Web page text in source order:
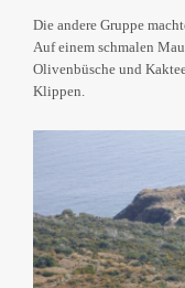
Die andere Gruppe
Auf einem schmalen
Olivenbüsche und
Klippen.